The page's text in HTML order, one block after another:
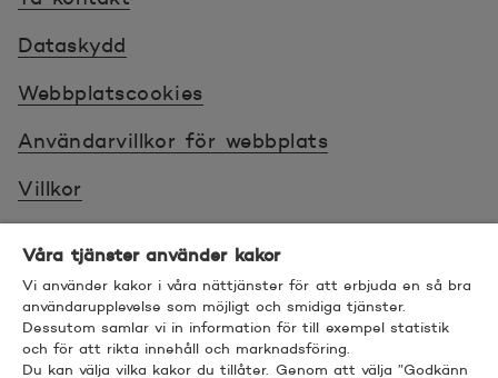
Dataskydd
Webbplatscookies
Användarvillkor för webbplats
Villkor
Tillgänglighet
Bra att veta
Våra tjänster använder kakor
Vi använder kakor i våra nättjänster för att erbjuda en så bra
användarupplevelse som möjligt och smidiga tjänster.
Dessutom samlar vi in information för till exempel statistik
och för att rikta innehåll och marknadsföring.
Du kan välja vilka kakor du tillåter. Genom att välja ”Godkänn